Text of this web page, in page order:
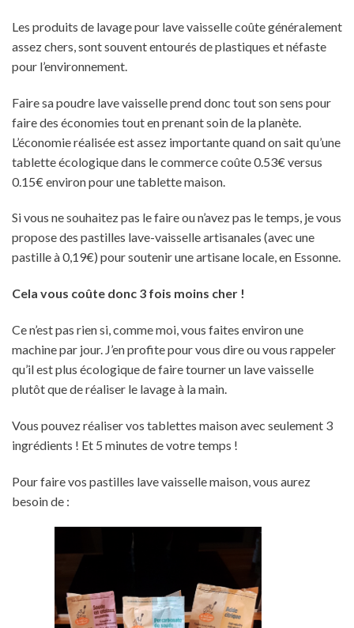
Les produits de lavage pour lave vaisselle coûte généralement
assez chers, sont souvent entourés de plastiques et néfaste
pour l’environnement.
Faire sa poudre lave vaisselle prend donc tout son sens pour
faire des économies tout en prenant soin de la planète.
L’économie réalisée est assez importante quand on sait qu’une
tablette écologique dans le commerce coûte 0.53€ versus
0.15€ environ pour une tablette maison.
Si vous ne souhaitez pas le faire ou n’avez pas le temps, je vous
propose des pastilles lave-vaisselle artisanales (avec une
pastille à 0,19€) pour soutenir une artisane locale, en Essonne.
Cela vous coûte donc 3 fois moins cher !
Ce n’est pas rien si, comme moi, vous faites environ une
machine par jour. J’en profite pour vous dire ou vous rappeler
qu’il est plus écologique de faire tourner un lave vaisselle
plutôt que de réaliser le lavage à la main.
Vous pouvez réaliser vos tablettes maison avec seulement 3
ingrédients ! Et 5 minutes de votre temps !
Pour faire vos pastilles lave vaisselle maison, vous aurez
besoin de :